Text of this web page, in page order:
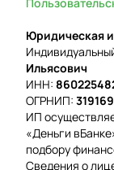
Юридическая
Ильясович
ИНН:
ОГРНИП:
ИП
«Деньги
подбору
Сведения о